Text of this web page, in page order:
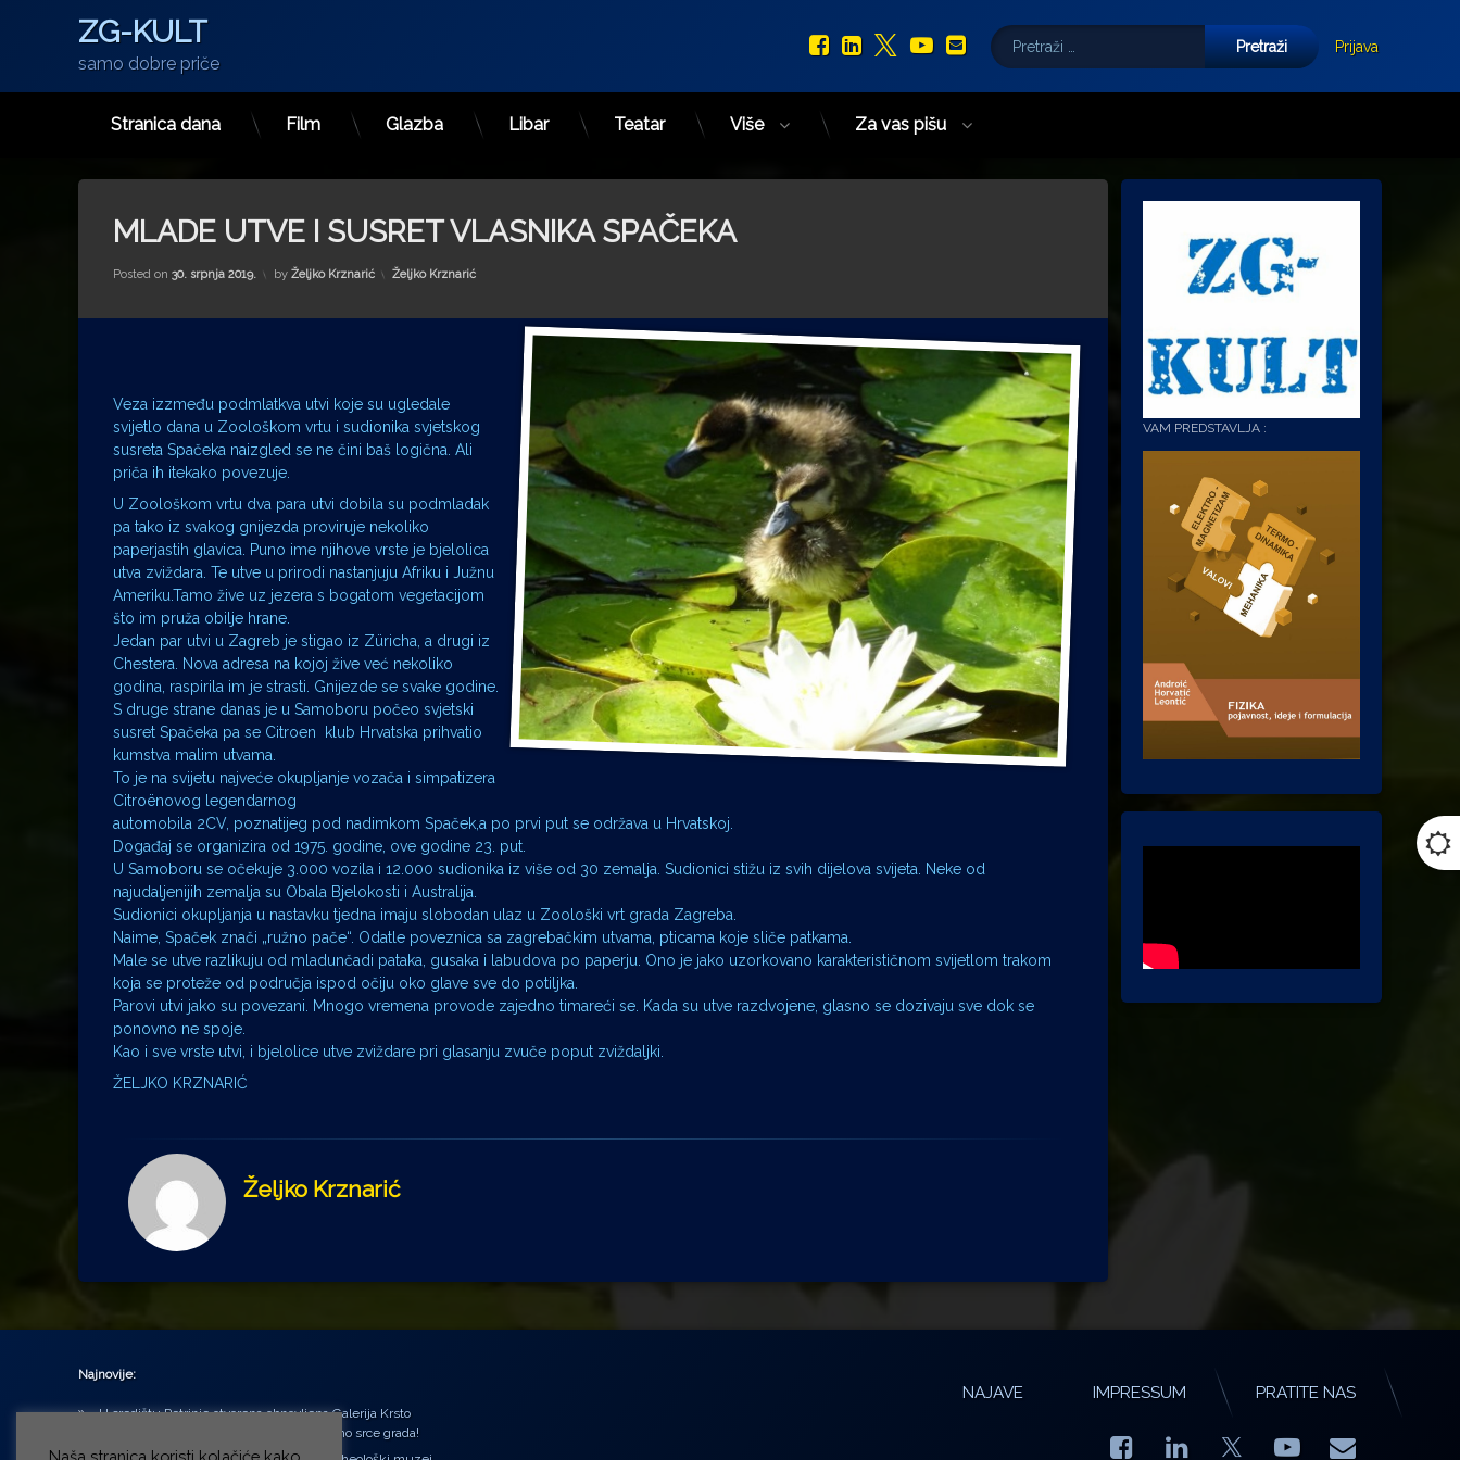
ZG-KULT
samo dobre priče
Facebook
LinkedIn
X.com
YouTube
E-mail
Pretraži:
Prijava
Stranica dana Film Glazba Libar Teatar Više Za vas pišu
MLADE UTVE I SUSRET VLASNIKA SPAČEKA
Posted on 30. srpnja 2019. by Željko Krznarić Kategorije:
Željko Krznarić
Veza izzmeđu podmlatkva utvi koje su ugledale
svijetlo dana u Zoološkom vrtu i sudionika svjetskog
susreta Spačeka naizgled se ne čini baš logična. Ali
priča ih itekako povezuje.
U Zoološkom vrtu dva para utvi dobila su podmladak
pa tako iz svakog gnijezda proviruje nekoliko
paperjastih glavica. Puno ime njihove vrste je bjelolica
utva zviždara. Te utve u prirodi nastanjuju Afriku i Južnu
Ameriku.Tamo žive uz jezera s bogatom vegetacijom
što im pruža obilje hrane.
Jedan par utvi u Zagreb je stigao iz Züricha, a drugi iz
Chestera. Nova adresa na kojoj žive već nekoliko
godina, raspirila im je strasti. Gnijezde se svake godine.
S druge strane danas je u Samoboru počeo svjetski
susret Spačeka pa se Citroen klub Hrvatska prihvatio
kumstva malim utvama.
To je na svijetu najveće okupljanje vozača i simpatizera
Citroënovog legendarnog
automobila 2CV, poznatijeg pod nadimkom Spaček,a po prvi put se održava u Hrvatskoj.
Događaj se organizira od 1975. godine, ove godine 23. put.
U Samoboru se očekuje 3.000 vozila i 12.000 sudionika iz više od 30 zemalja. Sudionici stižu iz svih dijelova svijeta. Neke od
najudaljenijih zemalja su Obala Bjelokosti i Australija.
Sudionici okupljanja u nastavku tjedna imaju slobodan ulaz u Zoološki vrt grada Zagreba.
Naime, Spaček znači „ružno pače“. Odatle poveznica sa zagrebačkim utvama, pticama koje sliče patkama.
Male se utve razlikuju od mladunčadi pataka, gusaka i labudova po paperju. Ono je jako uzorkovano karakterističnom svijetlom trakom
koja se proteže od područja ispod očiju oko glave sve do potiljka.
Parovi utvi jako su povezani. Mnogo vremena provode zajedno timareći se. Kada su utve razdvojene, glasno se dozivaju sve dok se
ponovno ne spoje.
Kao i sve vrste utvi, i bjelolice utve zviždare pri glasanju zvuče poput zviždaljki.
ŽELJKO KRZNARIĆ
Željko Krznarić
VAM PREDSTAVLJA :
Najnovije:
U središtu Petrinje otvorena obnovljena Galerija Krsto
Hegedušić: Kultura vraćena kući, u samo srce grada!
NAJAVE IMPRESSUM PRATITE NAS
Naša stranica koristi kolačiće kako